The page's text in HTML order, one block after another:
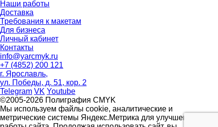
Наши работы
Доставка
Требования к макетам
Для бизнеса
Личный кабинет
Контакты
info@yarcmyk.ru
+7 (4852) 200 121
г. Ярославль,
ул. Победы, д. 51, кор. 2
Telegram VK Youtube
©2005-2026 Полиграфия CMYK
Мы используем файлы cookie, аналитические и
метрические системы Яндекс.Метрика для улучшения